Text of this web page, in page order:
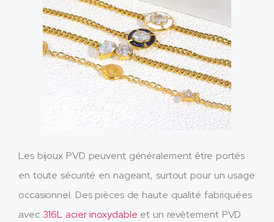
Les bijoux PVD peuvent généralement être portés
en toute sécurité en nageant, surtout pour un usage
occasionnel. Des pièces de haute qualité fabriquées
avec 316L acier inoxydable et un revêtement PVD